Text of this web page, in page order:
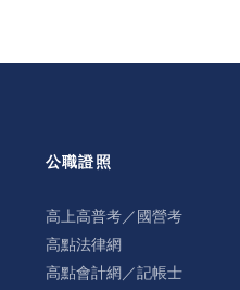
公職證照
高上高普考／國營考
高點法律網
高點會計網／記帳士